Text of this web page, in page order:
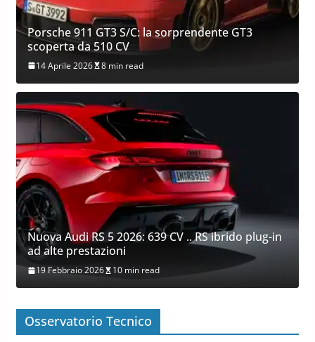
Porsche 911 GT3 S/C: la sorprendente GT3
scoperta da 510 CV
14 Aprile 2026 8 min read
Nuova Audi RS 5 2026: 639 CV .. RS ibrido plug-in
ad alte prestazioni
19 Febbraio 2026 10 min read
Osservatorio Tecnico